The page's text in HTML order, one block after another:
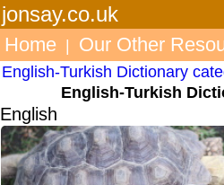
jonsay.co.uk
Home Our Other
English-Turkish Dictionary
English-Turkish
English